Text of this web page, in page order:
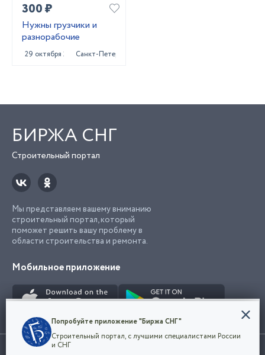
300 ₽
Нужны грузчики и
разнорабочие
29 октября 2023Санкт-Петербург
БИРЖА СНГ
Строительный портал
Мы представляем вашему вниманию
строительный портал, который
поможет решить вашу проблему в
области строительства и ремонта.
Мобильное приложение
Использование сайта, в том числе подача объявлений, означает
Конфиденциальность
Мы используем файлы cookie, чтобы сделать
наш сайт удобным для каждого
Попробуйте приложение "Биржа СНГ"
Строительный портал, с лучшими специалистами России
и СНГ